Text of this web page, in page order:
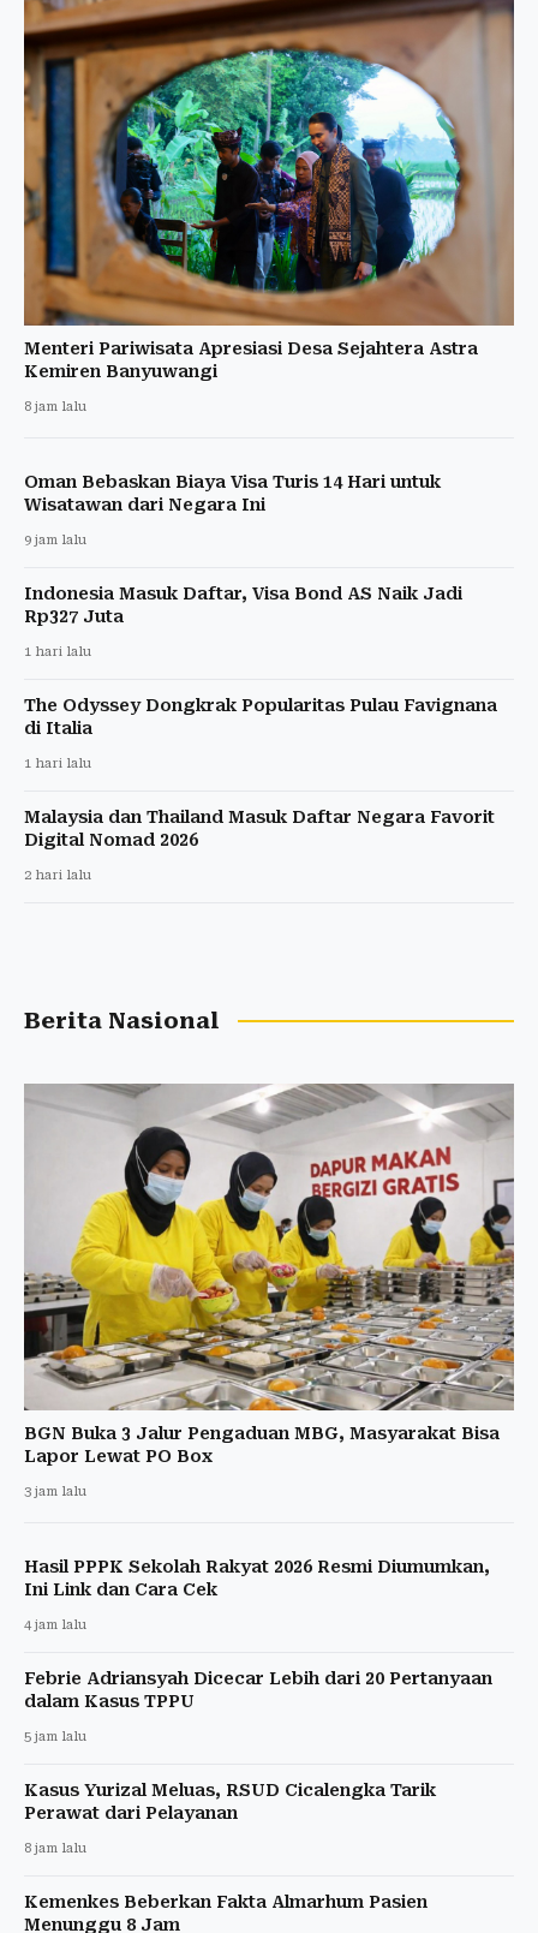
Menteri Pariwisata Apresiasi Desa Sejahtera Astra
Kemiren Banyuwangi
8 jam lalu
Oman Bebaskan Biaya Visa Turis 14 Hari untuk
Wisatawan dari Negara Ini
9 jam lalu
Indonesia Masuk Daftar, Visa Bond AS Naik Jadi
Rp327 Juta
1 hari lalu
The Odyssey Dongkrak Popularitas Pulau Favignana
di Italia
1 hari lalu
Malaysia dan Thailand Masuk Daftar Negara Favorit
Digital Nomad 2026
2 hari lalu
Berita Nasional
BGN Buka 3 Jalur Pengaduan MBG, Masyarakat Bisa
Lapor Lewat PO Box
3 jam lalu
Hasil PPPK Sekolah Rakyat 2026 Resmi Diumumkan,
Ini Link dan Cara Cek
4 jam lalu
Febrie Adriansyah Dicecar Lebih dari 20 Pertanyaan
dalam Kasus TPPU
5 jam lalu
Kasus Yurizal Meluas, RSUD Cicalengka Tarik
Perawat dari Pelayanan
8 jam lalu
Kemenkes Beberkan Fakta Almarhum Pasien
Menunggu 8 Jam